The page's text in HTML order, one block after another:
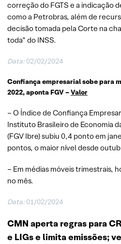
correção do FGTS e a indicação
como a Petrobras, além de
decisão tomada pela Corte na
toda” do INSS.
Data: 02/02/2024
Confiança empresarial sobe para
2022, aponta FGV –Valor
– O Índice de Confiança
Instituto Brasileiro de Economia
(FGV Ibre) subiu 0,4 ponto em
pontos, o maior nível desde
– Em médias móveis trimestrais,
no mês.
Data: 01/02/2024
CMN aperta regras para
e LIGs e limita emissões;